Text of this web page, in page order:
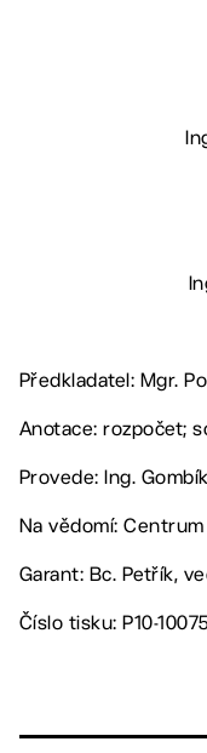
Předkladatel: Mgr.
Anotace: rozpočet;
Provede: Ing.
Na vědomí: Centrum
Garant: Bc. Petřík,
Číslo tisku: P10-